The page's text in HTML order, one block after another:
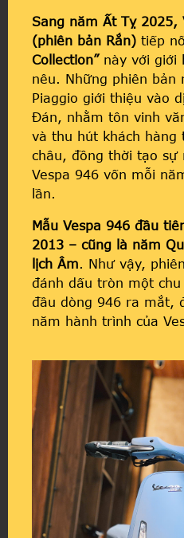
Sang năm Ất Tỵ 2025,
(phiên bản Rắn) tiếp
Collection”này với giới
nêu. Những phiên bản
Piaggio giới thiệu vào
Đán, nhằm tôn vinh
và thu hút khách hàng
châu, đồng thời tạo sự
Vespa 946 vốn mỗi
lần.
Mẫu Vespa 946 đầu
2013 – cũng là năm
lịch Âm. Như vậy,
đánh dấu tròn một
đầu dòng 946 ra mắt,
năm hành trình của